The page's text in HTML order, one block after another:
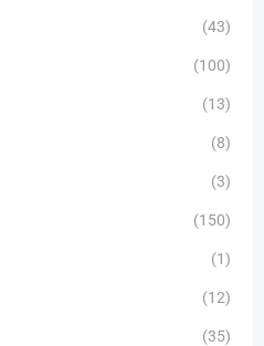
(43)
(100)
(13)
(8)
(3)
(150)
(1)
(12)
(35)